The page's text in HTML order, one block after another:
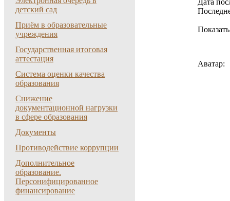
детский сад
Приём в образовательные
учреждения
Государственная итоговая
аттестация
Система оценки качества
образования
Снижение
документационной нагрузки
в сфере образования
Документы
Противодействие коррупции
Дополнительное
образование.
Персонифицированное
финансирование
Аватар: